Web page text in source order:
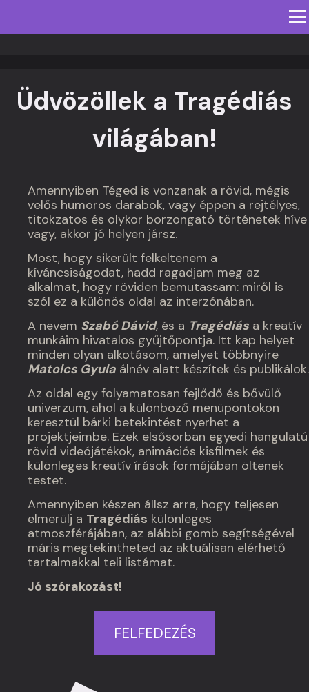
TARTALMAK
Üdvözöllek a Tragédiás
világában!
Amennyiben Téged is vonzanak a rövid, mégis
velős humoros darabok, vagy éppen a rejtélyes,
titokzatos és olykor borzongató történetek híve
vagy, akkor jó helyen jársz.
Most, hogy sikerült felkeltenem a
kíváncsiságodat, hadd ragadjam meg az
alkalmat, hogy röviden bemutassam: miről is
szól ez a különös oldal az interzónában.
A nevem Szabó Dávid, és a Tragédiás a kreatív
munkáim hivatalos gyűjtőpontja. Itt kap helyet
minden olyan alkotásom, amelyet többnyire
Matolcs Gyula álnév alatt készítek és publikálok.
Az oldal egy folyamatosan fejlődő és bővülő
univerzum, ahol a különböző menüpontokon
keresztül bárki betekintést nyerhet a
projektjeimbe. Ezek elsősorban egyedi hangulatú
rövid videójátékok, animációs kisfilmek és
különleges kreatív írások formájában öltenek
testet.
Amennyiben készen állsz arra, hogy teljesen
elmerülj a Tragédiás különleges
atmoszférájában, az alábbi gomb segítségével
máris megtekintheted az aktuálisan elérhető
tartalmakkal teli listámat.
Jó szórakozást!
FELFEDEZÉS